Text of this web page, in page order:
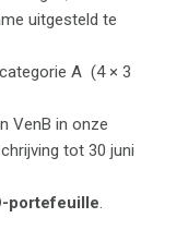
uitgesteld te
A (4 × 3
VenB in onze
tot 30 juni
portefeuille